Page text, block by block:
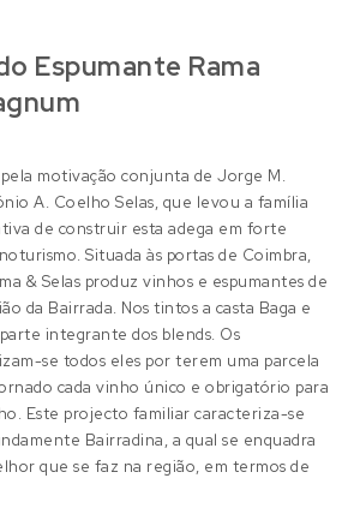
Espumante Rama
motivação conjunta de Jorge M.
A. Coelho Selas, que levou a família
de construir esta adega em forte
Situada às portas de Coimbra,
& Selas produz vinhos e espumantes de
da Bairrada. Nos tintos a casta Baga e
integrante dos blends. Os
se todos eles por terem uma parcela
cada vinho único e obrigatório para
Este projecto familiar caracteriza-se
Bairradina, a qual se enquadra
que se faz na região, em termos de